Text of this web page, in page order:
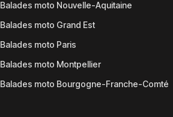
Balades moto Nouvelle-Aquitaine
Balades moto Grand Est
Balades moto Paris
Balades moto Montpellier
Balades moto Bourgogne-Franche-Comté